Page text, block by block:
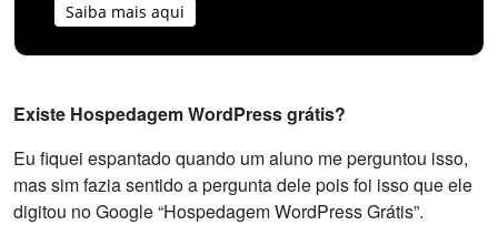
Saiba mais aqui
Existe Hospedagem WordPress grátis?
Eu fiquei espantado quando um aluno me perguntou isso,
mas sim fazia sentido a pergunta dele pois foi isso que ele
digitou no Google “Hospedagem WordPress Grátis”.